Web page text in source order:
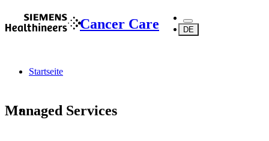
Cancer Care DE
Startseite
Managed Services